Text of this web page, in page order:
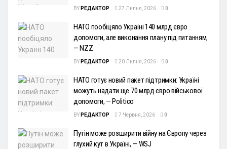
BY РЕДАКТОР 27 Липня, 2026 0
НАТО пообіцяло Україні 140 млрд євро
допомоги, але виконання плану під питанням,
— NZZ
BY РЕДАКТОР 20 Липня, 2026 0
НАТО готує новий пакет підтримки: Україні
можуть надати ще 70 млрд євро військової
допомоги, — Politico
BY РЕДАКТОР 7 Червня, 2026 0
Путін може розширити війну на Європу через
глухий кут в Україні, — WSJ